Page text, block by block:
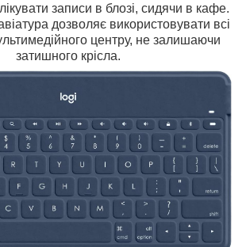
записи в блозі, сидячи в кафе.
дозволяє використовувати всі
центру, не залишаючи
затишного крісла.